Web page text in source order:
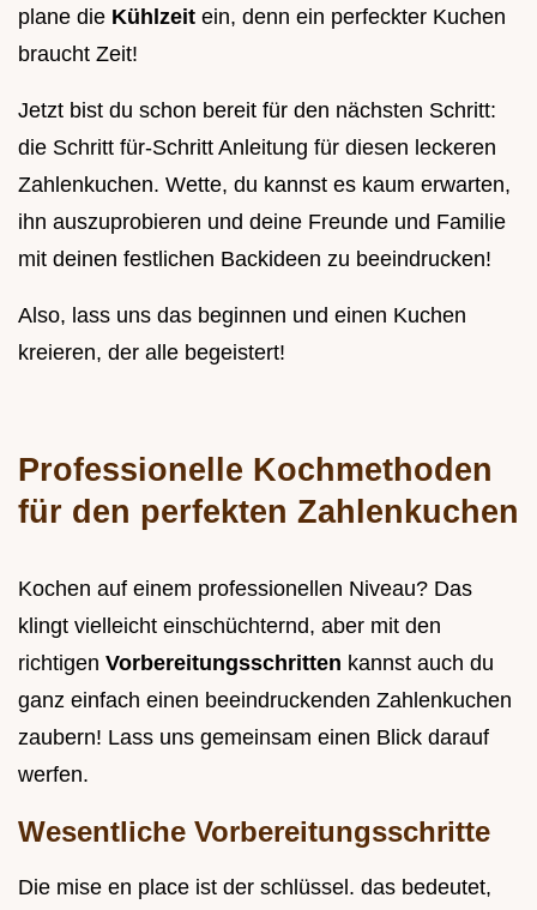
plane die Kühlzeit ein, denn ein perfeckter Kuchen
braucht Zeit!
Jetzt bist du schon bereit für den nächsten Schritt:
die Schritt für-Schritt Anleitung für diesen leckeren
Zahlenkuchen. Wette, du kannst es kaum erwarten,
ihn auszuprobieren und deine Freunde und Familie
mit deinen festlichen Backideen zu beeindrucken!
Also, lass uns das beginnen und einen Kuchen
kreieren, der alle begeistert!
Professionelle Kochmethoden
für den perfekten Zahlenkuchen
Kochen auf einem professionellen Niveau? Das
klingt vielleicht einschüchternd, aber mit den
richtigen Vorbereitungsschritten kannst auch du
ganz einfach einen beeindruckenden Zahlenkuchen
zaubern! Lass uns gemeinsam einen Blick darauf
werfen.
Wesentliche Vorbereitungsschritte
Die mise en place ist der schlüssel. das bedeutet,